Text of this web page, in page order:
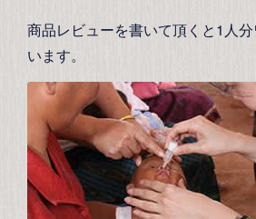
商品レビューを書いて頂くと1人
います。